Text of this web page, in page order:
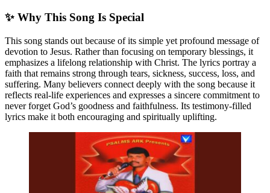
✨ Why This Song Is Special
This song stands out because of its simple yet profound message of
devotion to Jesus. Rather than focusing on temporary blessings, it
emphasizes a lifelong relationship with Christ. The lyrics portray a
faith that remains strong through tears, sickness, success, loss, and
suffering. Many believers connect deeply with the song because it
reflects real-life experiences and expresses a sincere commitment to
never forget God’s goodness and faithfulness. Its testimony-filled
lyrics make it both encouraging and spiritually uplifting.